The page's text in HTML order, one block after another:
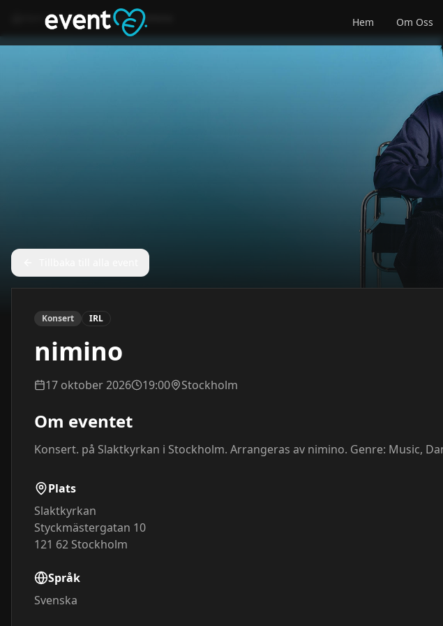
Hem Om Oss
Event Konsert nimino
Konsert IRL
nimino
17 oktober 2026 19:00 Stockholm
Om eventet
Konsert. på Slaktkyrkan i Stockholm. Arrangeras av nimino. Genre: Music,
Plats
Slaktkyrkan
Styckmästergatan 10
121 62 Stockholm
Språk
Svenska